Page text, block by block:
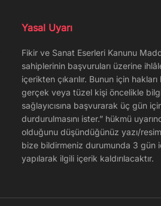
Yasal Uyarı
Fikir ve Sanat Eserleri Kanunu
sahiplerinin başvuruları üzerine
içerikten çıkarılır. Bunun için
gerçek veya tüzel kişi öncelikle
sağlayıcısına başvurarak üç gün
durdurulmasını ister.” hükmü
olduğunu düşündüğünüz yazı/
bize bildirmeniz durumunda 3 gün
yapılarak ilgili içerik kaldırılacaktır.